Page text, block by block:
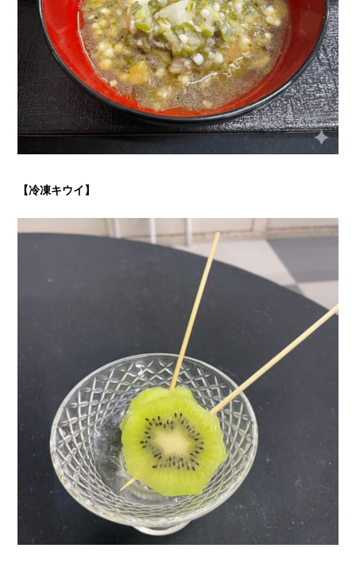
【冷凍キウイ】